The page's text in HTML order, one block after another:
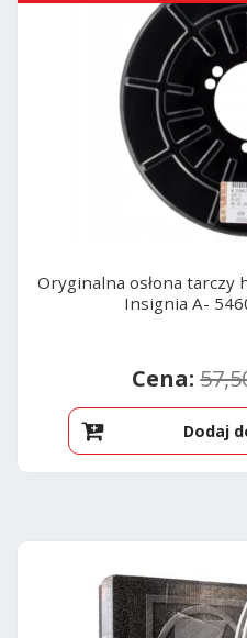
Oryginalna osłona tarczy
Insignia A-
Dodaj